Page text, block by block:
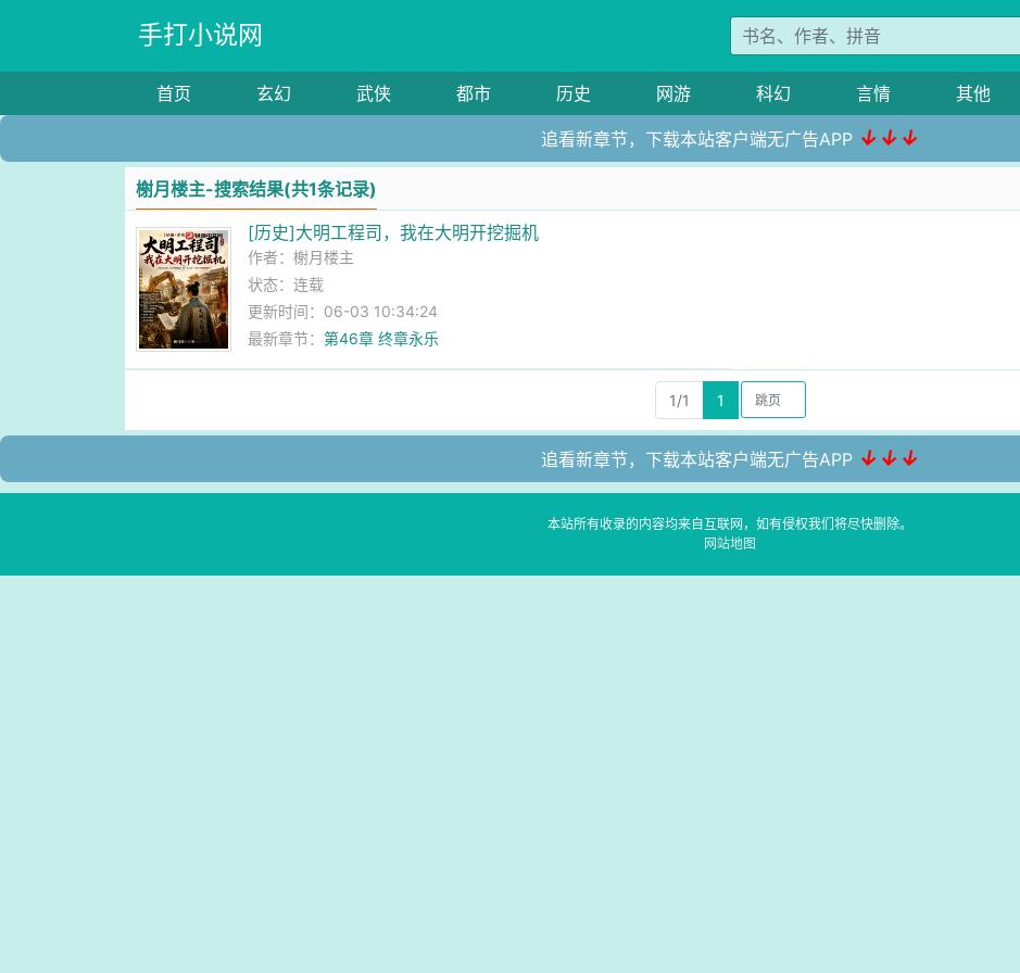
手打小说网
首页 玄幻 武侠 都市 历史 网游 科幻 言情 其他
追看新章节，下载本站客户端无广告APP ↓↓↓
榭月楼主-搜索结果(共1条记录)
[历史]大明工程司，我在大明开挖掘机
作者：榭月楼主
状态：连载
更新时间：06-03 10:34:24
最新章节：第46章 终章永乐
1/1 1
追看新章节，下载本站客户端无广告APP ↓↓↓
本站所有收录的内容均来自互联网，如有侵权我们将尽快删除。
网站地图